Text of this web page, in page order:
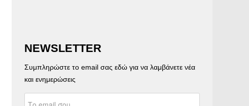
NEWSLETTER
Συμπληρώστε το email σας εδώ για να λαμβάνετε νέα
και ενημερώσεις